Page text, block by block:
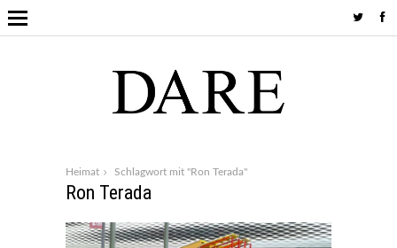
Heimat Schlagwort mit "Ron Terada"
Ron Terada